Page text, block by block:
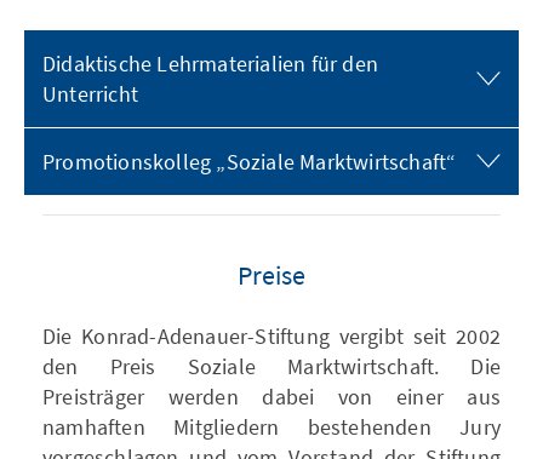
Didaktische Lehrmaterialien für den
Unterricht
Promotionskolleg „Soziale Marktwirtschaft“
Preise
Die Konrad-Adenauer-Stiftung vergibt seit 2002
den Preis Soziale Marktwirtschaft. Die
Preisträger werden dabei von einer aus
namhaften Mitgliedern bestehenden Jury